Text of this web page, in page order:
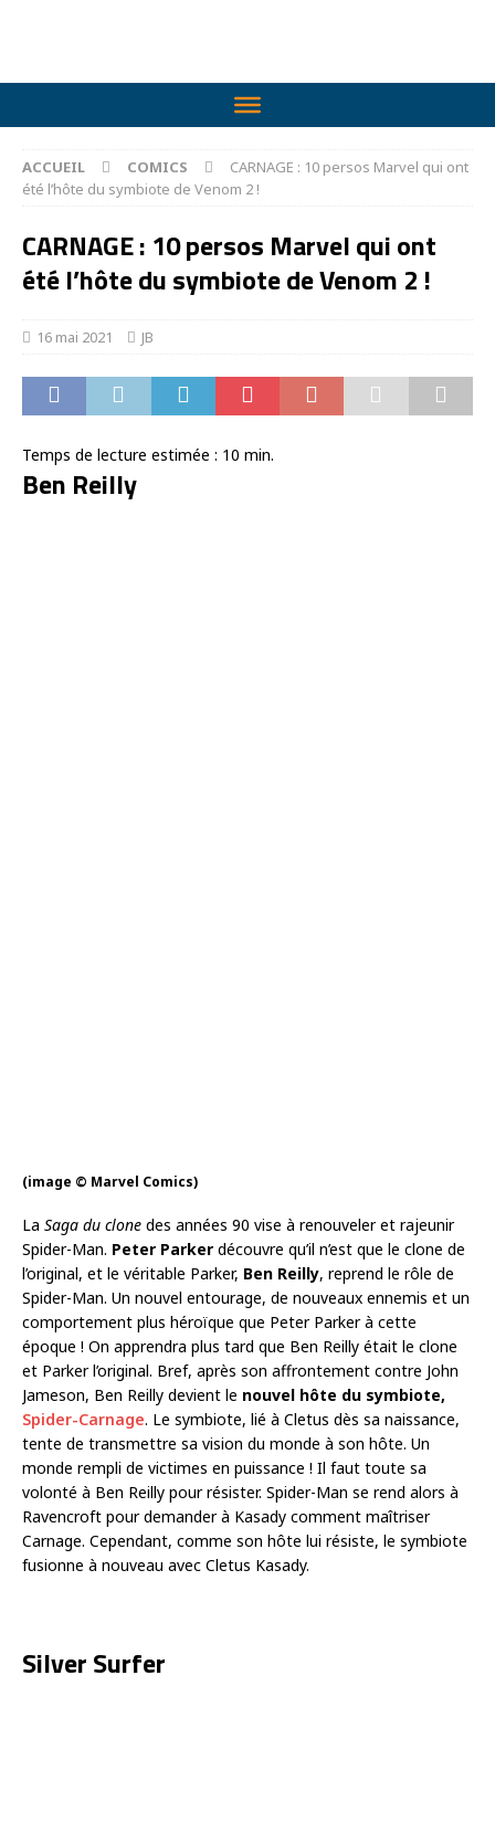
ACCUEIL COMICS
CARNAGE : 10 persos Marvel qui ont
été l’hôte du symbiote de Venom 2 !
CARNAGE : 10 persos Marvel qui ont
été l’hôte du symbiote de Venom 2 !
16 mai 2021 JB
Temps de lecture estimée : 10 min.
Ben Reilly
(image © Marvel Comics)
La Saga du clone des années 90 vise à renouveler et rajeunir
Spider-Man. Peter Parker découvre qu’il n’est que le clone de
l’original, et le véritable Parker, Ben Reilly, reprend le rôle de
Spider-Man. Un nouvel entourage, de nouveaux ennemis et un
comportement plus héroïque que Peter Parker à cette
époque ! On apprendra plus tard que Ben Reilly était le clone
et Parker l’original. Bref, après son affrontement contre John
Jameson, Ben Reilly devient le nouvel hôte du symbiote,
Spider-Carnage. Le symbiote, lié à Cletus dès sa naissance,
tente de transmettre sa vision du monde à son hôte. Un
monde rempli de victimes en puissance ! Il faut toute sa
volonté à Ben Reilly pour résister. Spider-Man se rend alors à
Ravencroft pour demander à Kasady comment maîtriser
Carnage. Cependant, comme son hôte lui résiste, le symbiote
fusionne à nouveau avec Cletus Kasady.
Silver Surfer